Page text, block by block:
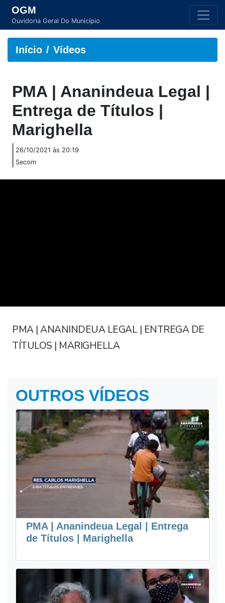
OGM
Ouvidoria Geral Do Município
Início Vídeos
PMA | Ananindeua Legal |
Entrega de Títulos |
Marighella
26/10/2021 às 20:19
Secom
PMA | ANANINDEUA LEGAL | ENTREGA DE
TÍTULOS | MARIGHELLA
OUTROS VÍDEOS
PMA | Ananindeua Legal | Entrega
de Títulos | Marighella